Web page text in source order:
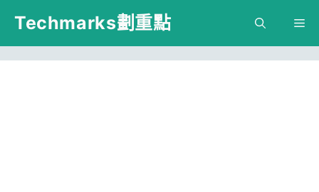
跳
主
Techmarks劃重點